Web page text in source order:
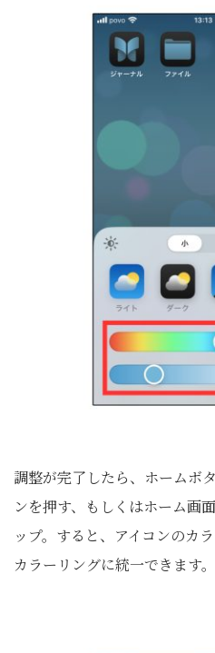
調整が完了したら、ホームボ
ンを押す、もしくはホーム画
ップ。すると、アイコンのカ
カラーリングに統一できます。